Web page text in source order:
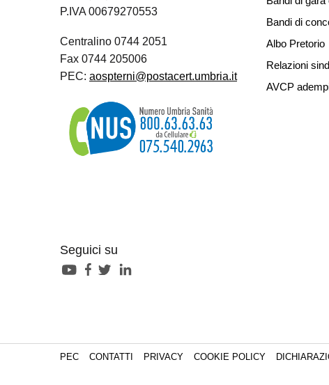
P.IVA 00679270553
Centralino 0744 2051
Fax 0744 205006
PEC: aospterni@postacert.umbria.it
Seguici su
Bandi di
Albo Pretorio
Relazioni
AVCP
PEC CONTATTI PRIVACY COOKIE POLICY